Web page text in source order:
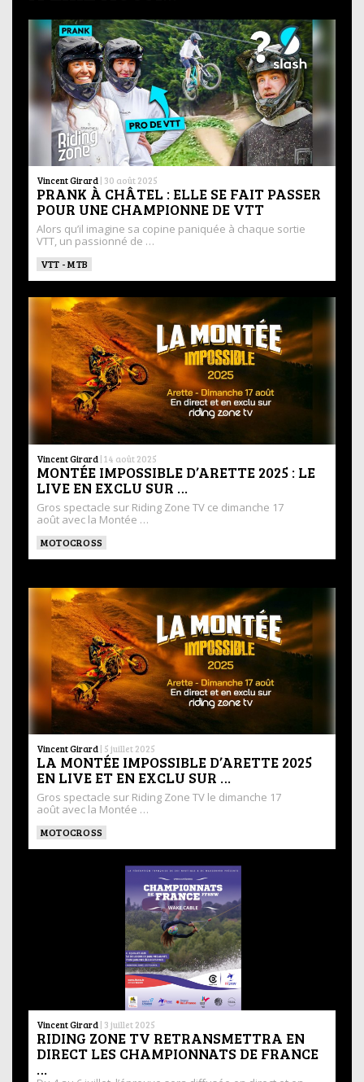
Vincent Girard | 30 août 2025
PRANK À CHÂTEL : ELLE SE FAIT PASSER
POUR UNE CHAMPIONNE DE VTT
Alors qu’il imagine sa copine paniquée à chaque sortie
VTT, un passionné de …
VTT - MTB
Vincent Girard | 14 août 2025
MONTÉE IMPOSSIBLE D’ARETTE 2025 : LE
LIVE EN EXCLU SUR …
Gros spectacle sur Riding Zone TV ce dimanche 17
août avec la Montée …
MOTOCROSS
Vincent Girard | 5 juillet 2025
LA MONTÉE IMPOSSIBLE D’ARETTE 2025
EN LIVE ET EN EXCLU SUR …
Gros spectacle sur Riding Zone TV le dimanche 17
août avec la Montée …
MOTOCROSS
Vincent Girard | 3 juillet 2025
RIDING ZONE TV RETRANSMETTRA EN
DIRECT LES CHAMPIONNATS DE FRANCE
…